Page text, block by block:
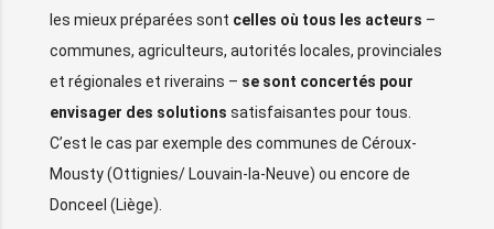
les mieux préparées sont celles où tous les acteurs –
communes, agriculteurs, autorités locales, provinciales
et régionales et riverains – se sont concertés pour
envisager des solutions satisfaisantes pour tous.
C’est le cas par exemple des communes de Céroux-
Mousty (Ottignies/ Louvain-la-Neuve) ou encore de
Donceel (Liège).